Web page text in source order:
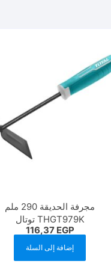
مجرفة الحديقة 290 ملم
THGT979K توتال
116,37 EGP
إضافة إلى السلة